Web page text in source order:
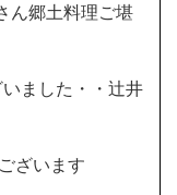
ん郷土料理ご堪
ました・・辻井
ざいます